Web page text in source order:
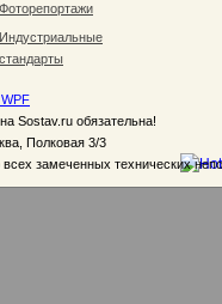
Фоторепортажи
Индустриальные
стандарты
Sostav.ru обязательна!
Полковая 3/3
замеченных технических